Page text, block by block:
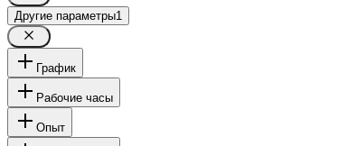
Другие параметры1
График
Рабочие часы
Опыт